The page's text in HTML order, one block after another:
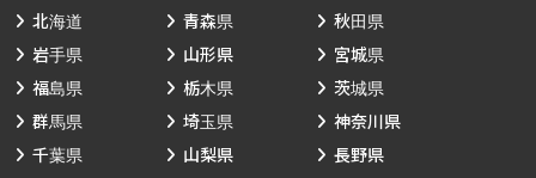
北海道 青森県
秋田県
岩手県
山形県
宮城県
福島県
栃木県
茨城県
群馬県
埼玉県
神奈川県
千葉県
山梨県
長野県